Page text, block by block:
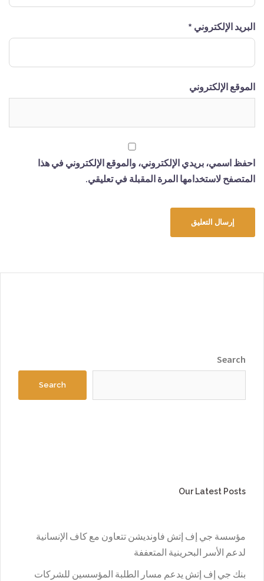
البريد الإلكتروني *
الموقع الإلكتروني
احفظ اسمي، بريدي الإلكتروني، والموقع الإلكتروني في هذا
المتصفح لاستخدامها المرة المقبلة في تعليقي.
Search
Search
Our Latest Posts
مؤسسة جي إف إتش فاونديشن تتعاون مع كاف الإنسانية
لدعم الأسر البحرينية المتعففة
بنك جي إف إتش يدعم مسار الطلبة المؤسسين للشركات